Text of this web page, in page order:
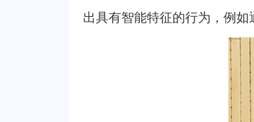
出具有智能特征的行为，例如